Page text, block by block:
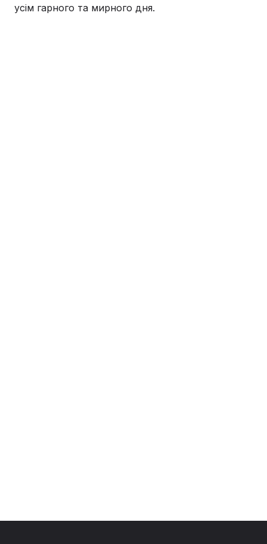
усім гарного та мирного дня.